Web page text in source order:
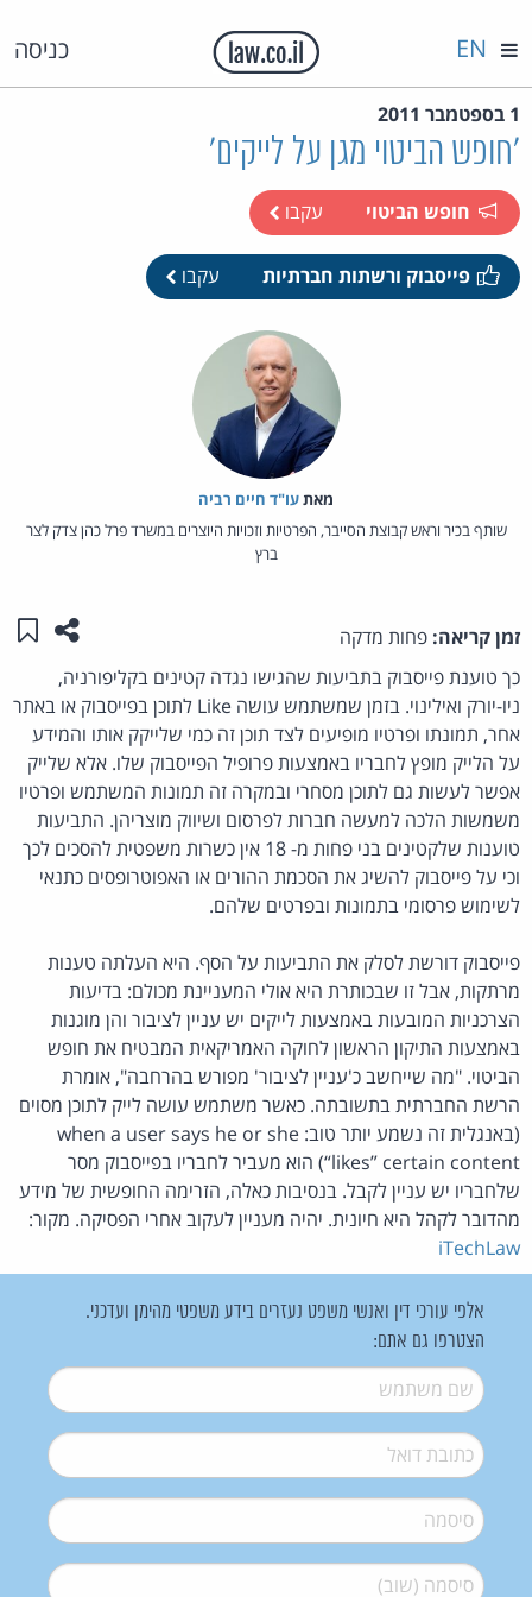
כניסה EN
1 בספטמבר 2011
'חופש הביטוי מגן על לייקים'
חופש הביטוי עקבו
פייסבוק ורשתות חברתיות עקבו
מאת‏עו"ד חיים רביה
שותף בכיר וראש קבוצת הסייבר, הפרטיות וזכויות היוצרים במשרד פרל כהן צדק לצר
ברץ
זמן קריאה: פחות מדקה שתפו
כך טוענת פייסבוק בתביעות שהגישו נגדה קטינים בקליפורניה,
ניו-יורק ואילינוי. בזמן שמשתמש עושה Like לתוכן בפייסבוק או באתר
אחר, תמונתו ופרטיו מופיעים לצד תוכן זה כמי שלייקק אותו והמידע
על הלייק מופץ לחבריו באמצעות פרופיל הפייסבוק שלו. אלא שלייק
אפשר לעשות גם לתוכן מסחרי ובמקרה זה תמונות המשתמש ופרטיו
משמשות הלכה למעשה חברות לפרסום ושיווק מוצריהן. התביעות
טוענות שלקטינים בני פחות מ- 18 אין כשרות משפטית להסכים לכך
וכי על פייסבוק להשיג את הסכמת ההורים או האפוטרופסים כתנאי
לשימוש פרסומי בתמונות ובפרטים שלהם.
פייסבוק דורשת לסלק את התביעות על הסף. היא העלתה טענות
מרתקות, אבל זו שבכותרת היא אולי המעניינת מכולם: בדיעות
הצרכניות המובעות באמצעות לייקים יש עניין לציבור והן מוגנות
באמצעות התיקון הראשון לחוקה האמריקאית המבטיח את חופש
הביטוי. "מה שייחשב כ'עניין לציבור' מפורש בהרחבה", אומרת
הרשת החברתית בתשובתה. כאשר משתמש עושה לייק לתוכן מסוים
(באנגלית זה נשמע יותר טוב: when a user says he or she
“likes” certain content) הוא מעביר לחבריו בפייסבוק מסר
שלחבריו יש עניין לקבל. בנסיבות כאלה, הזרימה החופשית של מידע
מהדובר לקהל היא חיונית. יהיה מעניין לעקוב אחרי הפסיקה. מקור:
iTechLaw
אלפי עורכי דין ואנשי משפט נעזרים בידע משפטי מהימן ועדכני.
הצטרפו גם אתם:
שם משתמש*
דואל*
סיסמה*
סיסמה (שוב)*